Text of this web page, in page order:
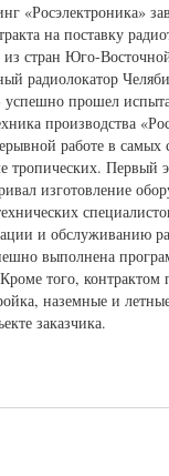
«Росэлектроника»
на поставку
из стран Юго-
радиолокатор
успешно прошел
производства
работе в
тропических. Первый
изготовление
и обслуживанию
выполнена
того, контрактом
наземные и
заказчика.